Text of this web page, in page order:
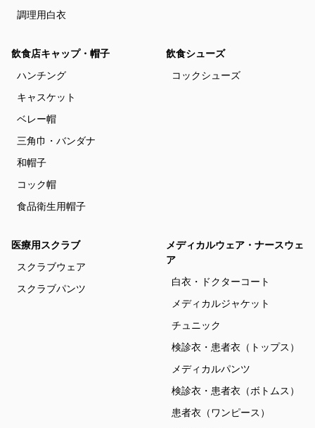
調理用白衣
飲食店キャップ・帽子
ハンチング
キャスケット
ベレー帽
三角巾・バンダナ
和帽子
コック帽
食品衛生用帽子
飲食シューズ
コックシューズ
医療用スクラブ
スクラブウェア
スクラブパンツ
メディカルウェア・ナースウェ
ア
白衣・ドクターコート
メディカルジャケット
チュニック
検診衣・患者衣（トップス）
メディカルパンツ
検診衣・患者衣（ボトムス）
患者衣（ワンピース）